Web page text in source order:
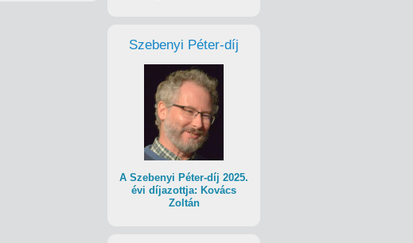
Szebenyi Péter-díj
A Szebenyi Péter-díj 2025.
évi díjazottja: Kovács
Zoltán